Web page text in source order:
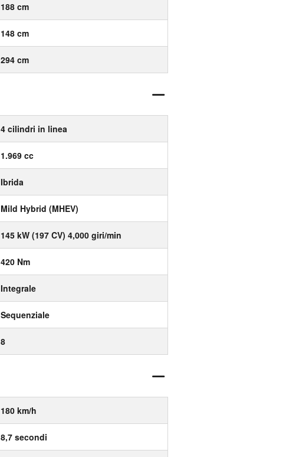
188 cm
148 cm
294 cm
4 cilindri in linea
1.969 cc
Ibrida
Mild Hybrid (MHEV)
145 kW (197 CV) 4,000 giri/min
420 Nm
Integrale
Sequenziale
8
180 km/h
8,7 secondi